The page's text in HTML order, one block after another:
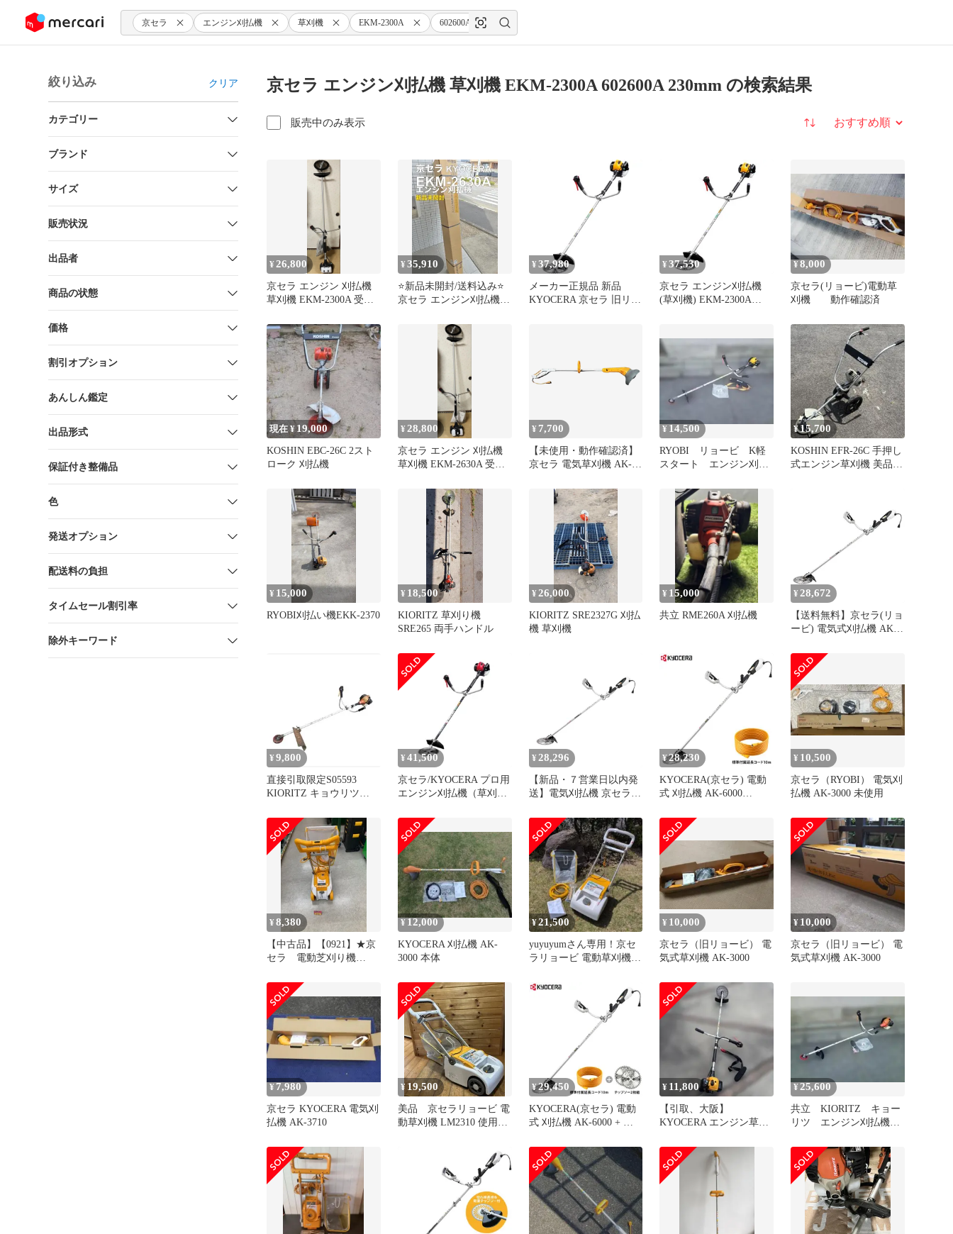
ツにスキップ 京セラ エンジン刈払機 草刈機 EKM-2300A 602600A 230mm
絞り込み クリア
カテゴリー
ブランド
サイズ
販売状況
出品者
商品の状態
価格
割引オプション
あんしん鑑定
出品形式
保証付き整備品
色
発送オプション
配送料の負担
タイムセール割引率
除外キーワード
京セラ エンジン刈払機 草刈機 EKM-2300A 602600A 230mm の検索結果
販売中のみ表示 並び替え
¥ 26,800
京セラ エンジン 刈払機
草刈機 EKM-2300A 受取
¥35,910
⭐️新品未開封/送料込み⭐️
京セラ エンジン刈払機
¥ 37,980
メーカー正規品 新品
KYOCERA 京セラ 旧リョ
¥ 37,530
京セラ エンジン刈払機
(草刈機) EKM-2300A
¥8,000
京セラ(リョービ)電動草
刈機 動作確認済
現在 ¥ 19,000
KOSHIN EBC-26C 2スト
ローク 刈払機
¥ 28,800
京セラ エンジン 刈払機
草刈機 EKM-2630A 受取
¥ 7,700
【未使用・動作確認済】
京セラ 電気草刈機 AK-
¥ 14,500
RYOBI リョービ K軽
スタート エンジン刈払
¥15,700
KOSHIN EFR-26C 手押し
式エンジン草刈機 美品
¥ 15,000
RYOBI刈払い機EKK-2370
¥ 18,500
KIORITZ 草刈り機
SRE265 両手ハンドル
¥ 26,000
KIORITZ SRE2327G 刈払
機 草刈機
¥ 15,000
共立 RME260A 刈払機
¥ 28,672
【送料無料】京セラ(リョ
ービ) 電気式刈払機 AK-
¥ 9,800
直接引取限定S05593
KIORITZ キョウリツ
機 農具 DIY 工具
¥ 41,500
京セラ/KYOCERA プロ用
エンジン刈払機（草刈
ドルタイプ 255mm 排気
量:25.6mL
¥ 28,296
【新品・７営業日以内発
送】電気刈払機 京セラ
刈払機 草刈り 芝刈り 静
音 二重絶縁 チップソー
ナイロンコード 230mm
家庭用【沖縄離島販売不
可】
¥28,230
KYOCERA(京セラ) 電動
式 刈払機 AK-6000
100V 草刈機 草刈り機
AK6000]
¥ 10,500
京セラ（RYOBI） 電気刈
払機 AK-3000 未使用
¥8,380
【中古品】【0921】★京
セラ 電動芝刈り機
693103A
ITWE9TXH21KW
¥ 12,000
KYOCERA 刈払機 AK-
3000 本体
¥21,500
yuyuyumさん専用！京セ
ラリョービ 電動草刈機
¥ 10,000
京セラ（旧リョービ） 電
気式草刈機 AK-3000
¥ 10,000
京セラ（旧リョービ） 電
気式草刈機 AK-3000
¥ 7,980
京セラ KYOCERA 電気刈
払機 AK-3710
¥ 19,500
美品 京セラリョービ 電
動草刈機 LM2310 使用回
¥29,450
KYOCERA(京セラ) 電動
式 刈払機 AK-6000 + チッ
[KYOCERA RYOBI 電気
100V 草刈機 草刈り機
AK6000]
¥ 11,800
【引取、大阪】
KYOCERA エンジン草刈
体
¥ 25,600
共立 KIORITZ キョー
リツ エンジン刈払機